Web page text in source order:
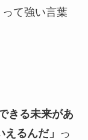
って強い言葉
きる未来があ
るんだ」 っ